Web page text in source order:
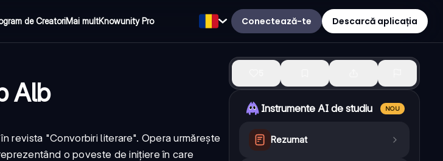
de CreatoriMai multKnowunity Pro Conectează-te Descarcă aplicația
Alb
revista "Convorbiri literare". Opera urmărește
o poveste de inițiere în care
Instrumente AI de studiu NOU
Rezumat